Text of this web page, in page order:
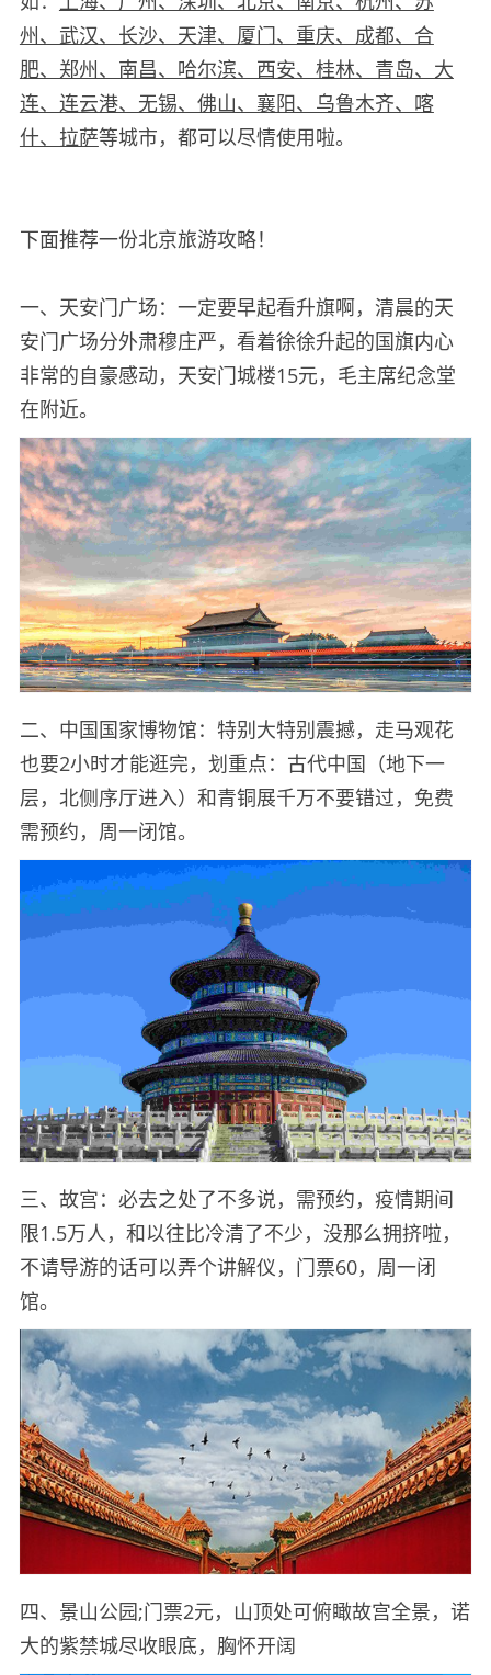
州、武汉、长沙、天津、厦门、重庆、成都、合
肥、郑州、南昌、哈尔滨、西安、桂林、青岛、大
连、连云港、无锡、佛山、襄阳、乌鲁木齐、喀
什、拉萨等城市，都可以尽情使用啦。
下面推荐一份北京旅游攻略！
一、天安门广场：一定要早起看升旗啊，清晨的天
安门广场分外肃穆庄严，看着徐徐升起的国旗内心
非常的自豪感动，天安门城楼15元，毛主席纪念堂
在附近。
二、中国国家博物馆：特别大特别震撼，走马观花
也要2小时才能逛完，划重点：古代中国（地下一
层，北侧序厅进入）和青铜展千万不要错过，免费
需预约，周一闭馆。
三、故宫：必去之处了不多说，需预约，疫情期间
限1.5万人，和以往比冷清了不少，没那么拥挤啦，
不请导游的话可以弄个讲解仪，门票60，周一闭
馆。
四、景山公园;门票2元，山顶处可俯瞰故宫全景，诺
大的紫禁城尽收眼底，胸怀开阔